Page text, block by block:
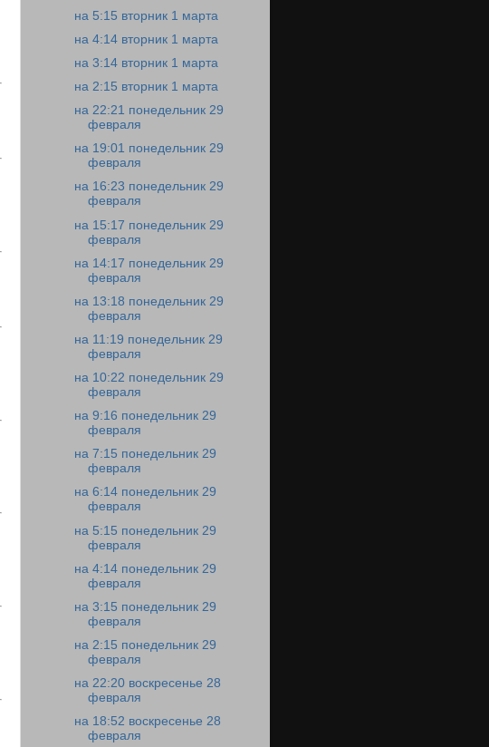
на 5:15 вторник 1 марта
на 4:14 вторник 1 марта
на 3:14 вторник 1 марта
на 2:15 вторник 1 марта
на 22:21 понедельник 29
февраля
на 19:01 понедельник 29
февраля
на 16:23 понедельник 29
февраля
на 15:17 понедельник 29
февраля
на 14:17 понедельник 29
февраля
на 13:18 понедельник 29
февраля
на 11:19 понедельник 29
февраля
на 10:22 понедельник 29
февраля
на 9:16 понедельник 29
февраля
на 7:15 понедельник 29
февраля
на 6:14 понедельник 29
февраля
на 5:15 понедельник 29
февраля
на 4:14 понедельник 29
февраля
на 3:15 понедельник 29
февраля
на 2:15 понедельник 29
февраля
на 22:20 воскресенье 28
февраля
на 18:52 воскресенье 28
февраля